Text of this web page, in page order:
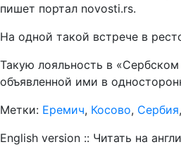
пишет портал novosti.rs.
На одной такой встрече в
Такую лояльность в
объявленной ими в
Метки: Еремич, Косово, Сербия,
English version :: Читать на